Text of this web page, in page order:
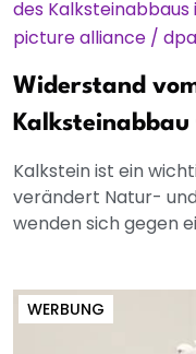
Widerstand
Kalkstein ist ein
verändert Natur-
wenden sich gegen
WERBUNG